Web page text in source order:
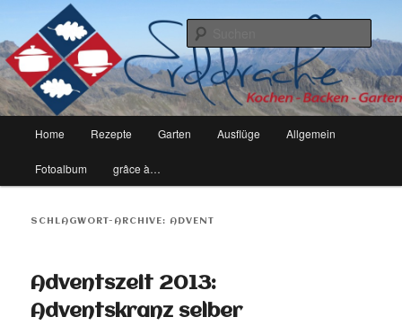
erddrache
kochen, backen, garten – leben eben
Zum
Inhalt
Zum
sekundären
Home Rezepte Garten Ausflüge Allgemein
Fotoalbum grâce à…
SCHLAGWORT-ARCHIVE: ADVENT
Adventszeit 2013:
Adventskranz selber